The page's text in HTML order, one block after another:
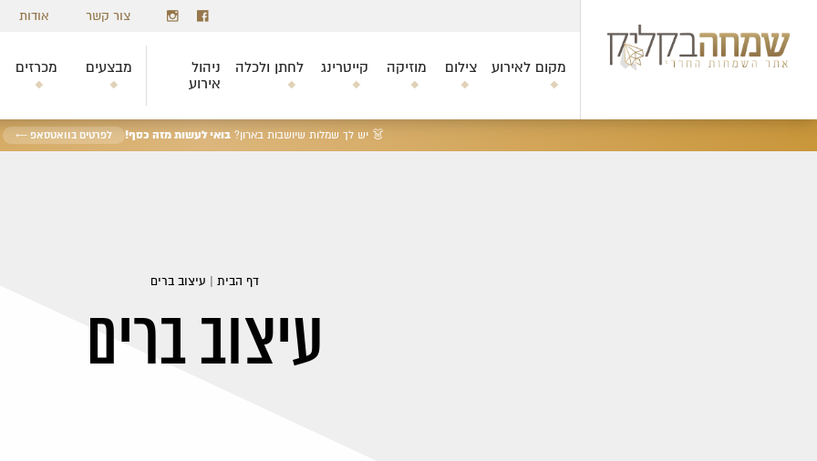
צור קשר אודות
מקום לאירוע צילום מוזיקה קייטרינג לחתן ולכלה
ניהול
אירוע
מבצעים מכרזים
👗 יש לך שמלות שיושבות בארון?בואי לעשות מזה כסף! לפרטים בוואטסאפ ←
דף הבית עיצוב ברים
עיצוב ברים